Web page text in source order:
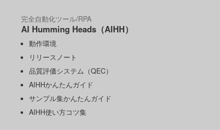
完全自動化ツール/RPA
AI Humming Heads（AIHH）
動作環境
リリースノート
品質評価システム（QEC）
AIHHかんたんガイド
サンプル集かんたんガイド
AIHH使い方コツ集